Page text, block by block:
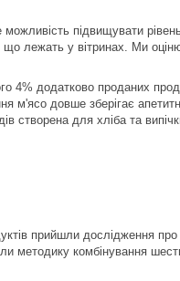
підвищувати
що лежать у вітринах. Ми
4% додатково проданих
м'ясо довше зберігає
створена для хліба та
прийшли дослідження про
методику комбінування